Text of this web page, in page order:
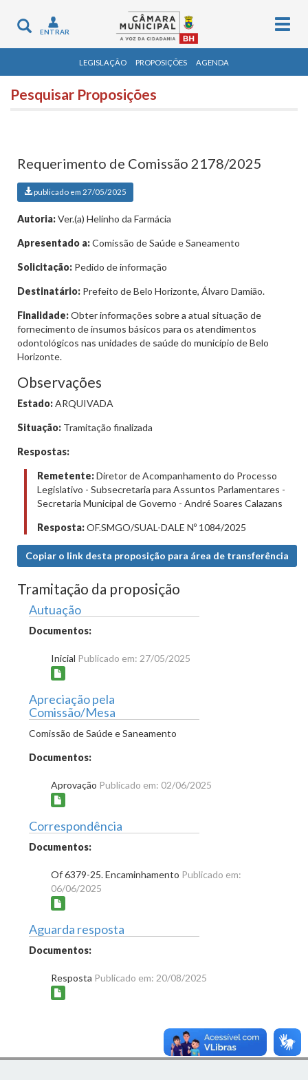
Toggle
navigation
ENTRAR
LEGISLAÇÃO PROPOSIÇÕES AGENDA
Pesquisar Proposições
Requerimento de Comissão 2178/2025
publicado em 27/05/2025
Autoria:Ver.(a) Helinho da Farmácia
Apresentado a:Comissão de Saúde e Saneamento
Solicitação: Pedido de informação
Destinatário: Prefeito de Belo Horizonte, Álvaro Damião.
Finalidade:Obter informações sobre a atual situação de
fornecimento de insumos básicos para os atendimentos
odontológicos nas unidades de saúde do município de Belo
Horizonte.
Observações
Estado:ARQUIVADA
Situação: Tramitação finalizada
Respostas:
Remetente:Diretor de Acompanhamento do Processo
Legislativo - Subsecretaria para Assuntos Parlamentares -
Secretaria Municipal de Governo - André Soares Calazans
Resposta:OF.SMGO/SUAL-DALE Nº 1084/2025
Copiar o link desta proposição para área de transferência
Tramitação da proposição
Autuação
Documentos:
Inicial Publicado em: 27/05/2025
Apreciação pela
Comissão/Mesa
Comissão de Saúde e Saneamento
Documentos:
Aprovação Publicado em: 02/06/2025
Correspondência
Documentos:
Of 6379-25. Encaminhamento Publicado em:
06/06/2025
Aguarda resposta
Documentos:
Resposta Publicado em: 20/08/2025